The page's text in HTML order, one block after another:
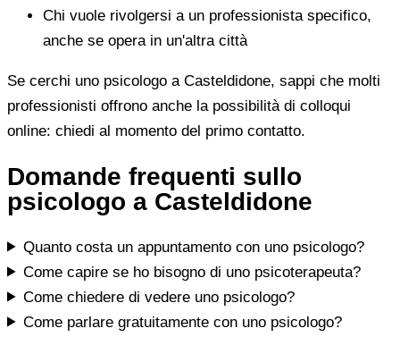
Chi vuole rivolgersi a un professionista specifico,
anche se opera in un'altra città
Se cerchi uno psicologo a Casteldidone, sappi che molti
professionisti offrono anche la possibilità di colloqui
online: chiedi al momento del primo contatto.
Domande frequenti sullo
psicologo a Casteldidone
Quanto costa un appuntamento con uno psicologo?
Come capire se ho bisogno di uno psicoterapeuta?
Come chiedere di vedere uno psicologo?
Come parlare gratuitamente con uno psicologo?